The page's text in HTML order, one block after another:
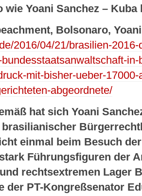
wie Yoani Sanchez –
Bolsonaro,
2016/04/21/brasilien-
mit-bisher-ueber-
abgeordnete/
hat sich Yoani
einmal beim Besuch
Führungsfiguren der
rechtsextremen Lager
der PT-Kongreßsenator